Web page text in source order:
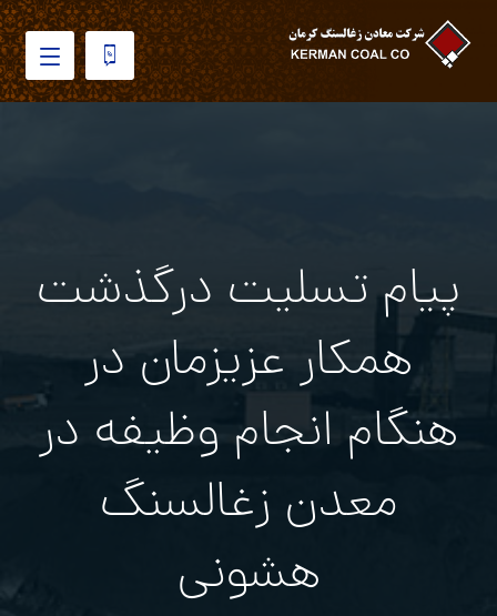
پیام تسلیت درگذشت
همکار عزیزمان در
هنگام انجام وظیفه در
معدن زغالسنگ
هشونی